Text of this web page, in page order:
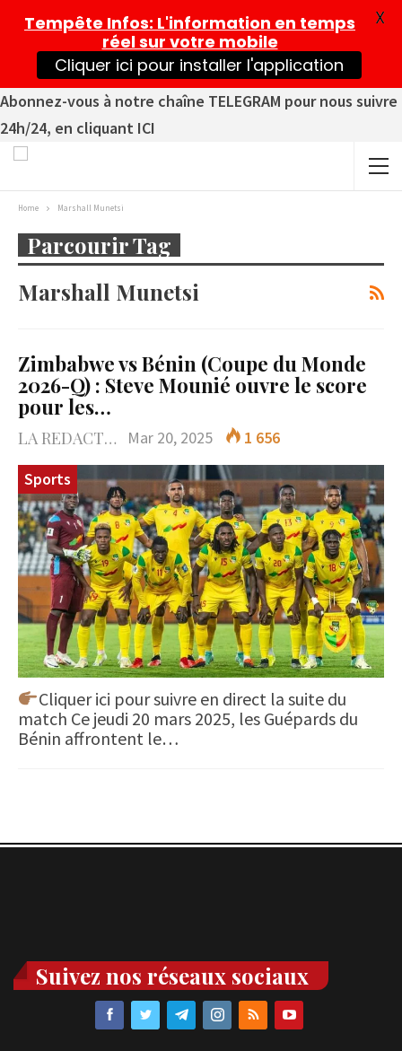
Abonnez-vous à notre chaîne TELEGRAM pour nous suivre
24h/24, en cliquant ICI
Home Marshall Munetsi
Parcourir Tag
Marshall Munetsi
Zimbabwe vs Bénin (Coupe du Monde
2026-Q) : Steve Mounié ouvre le score
pour les…
LA REDACTION Mar 20, 2025
1 656
Sports
Cliquer ici pour suivre en direct la suite du
match Ce jeudi 20 mars 2025, les Guépards du
Bénin affrontent le…
Suivez nos réseaux sociaux
Tempête Infos: L'information en temps
réel sur votre mobile
Cliquer ici pour installer l'application
X